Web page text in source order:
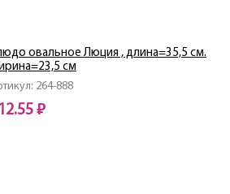
264-888
овальное Люция , длина=35,5 см.
см
₽